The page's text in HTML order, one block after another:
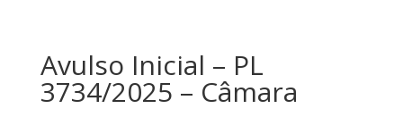
Avulso Inicial – PL
3734/2025 – Câmara